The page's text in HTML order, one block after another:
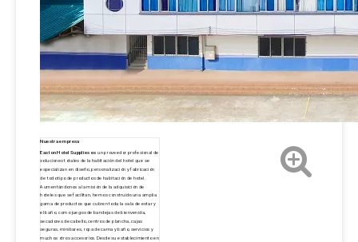
Nuestra empresa
Easton Hotel Supplies esun proveedor profesional de
soluciones totales de la habitación del hotel que se
especializan en diseño, personalización y fabricación
de todo tipo de productos de habitación de hotel.
Aumentándonos a la misión de la adquisición de
hoteles que se facilitan, hemos construido una amplia
gama de productos que cubren toda la sala de estar y
el baño, como juegos de bandejas de bienvenida,
secadores de cabello, centros de plancha, cajas
seguras, minibares, ropa de cama y baño, servicios y
muchos otros accesorios. Desde su establecimiento en